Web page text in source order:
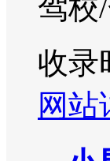
驾校
收录
网站